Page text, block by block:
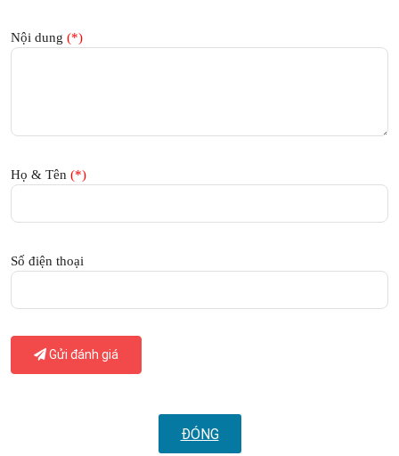
Nội dung (*)
Họ & Tên (*)
Số điện thoại
Gửi đánh giá
ĐÓNG